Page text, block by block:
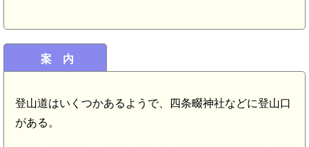
案 内
登山道はいくつかあるようで、四条畷神社などに登山口
がある。